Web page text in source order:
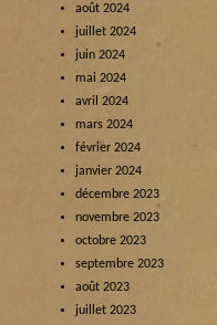
août 2024
juillet 2024
juin 2024
mai 2024
avril 2024
mars 2024
février 2024
janvier 2024
décembre 2023
novembre 2023
octobre 2023
septembre 2023
août 2023
juillet 2023